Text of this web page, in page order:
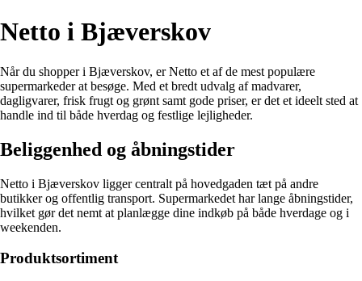
Netto i Bjæverskov
Når du shopper i Bjæverskov, er Netto et af de mest populære
supermarkeder at besøge. Med et bredt udvalg af madvarer,
dagligvarer, frisk frugt og grønt samt gode priser, er det et ideelt sted at
handle ind til både hverdag og festlige lejligheder.
Beliggenhed og åbningstider
Netto i Bjæverskov ligger centralt på hovedgaden tæt på andre
butikker og offentlig transport. Supermarkedet har lange åbningstider,
hvilket gør det nemt at planlægge dine indkøb på både hverdage og i
weekenden.
Produktsortiment